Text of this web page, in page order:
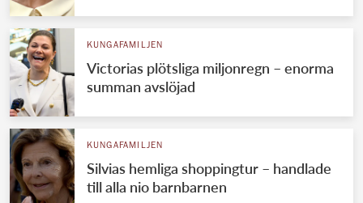
KUNGAFAMILJEN
Victorias plötsliga miljonregn – enorma
summan avslöjad
KUNGAFAMILJEN
Silvias hemliga shoppingtur – handlade
till alla nio barnbarnen